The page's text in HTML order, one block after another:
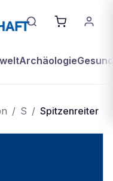
Archäologie
/ S / Spitzenreiter